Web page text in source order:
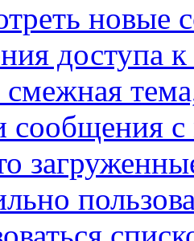
новые
доступа
смежная
сообщения